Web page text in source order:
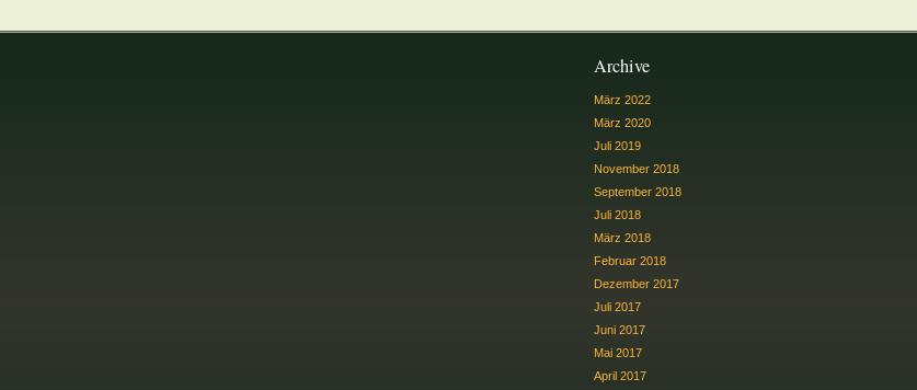
Archive
März 2022
März 2020
Juli 2019
November 2018
September 2018
Juli 2018
März 2018
Februar 2018
Dezember 2017
Juli 2017
Juni 2017
Mai 2017
April 2017